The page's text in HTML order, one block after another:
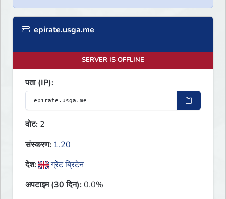
epirate.usga.me
SERVER IS OFFLINE
पता (IP):
वोट: 2
संस्करण: 1.20
देश:
ग्रेट ब्रिटेन
अपटाइम (30 दिन):0.0%